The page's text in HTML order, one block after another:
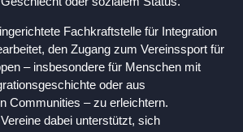
Fachkraftstelle für Integration
den Zugang zum Vereinssport für
– insbesondere für Menschen mit
oder aus
Communities – zu erleichtern.
dabei unterstützt, sich